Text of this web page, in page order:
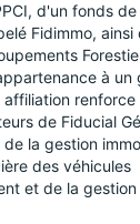
d'un fonds
Fidimmo, ainsi
à un
renforce
de Fiducial
la gestion
des véhicules
et de la gestion